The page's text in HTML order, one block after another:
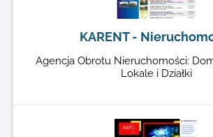
KARENT -
Agencja Obrotu Nieruchomości:
Lokale i Działki